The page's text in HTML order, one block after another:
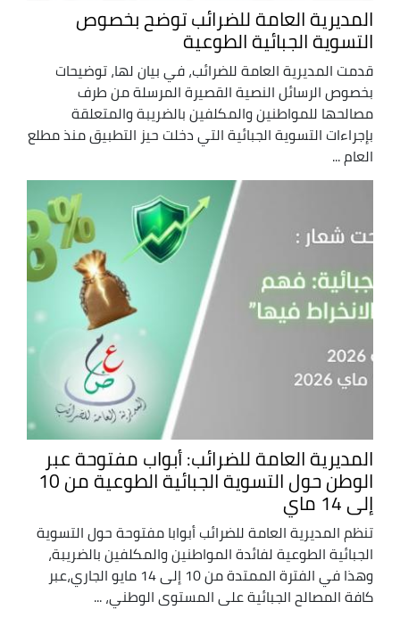
المديرية العامة للضرائب توضح بخصوص
التسوية الجبائية الطوعية
قدمت المديرية العامة للضرائب، في بيان لها، توضيحات
بخصوص الرسائل النصية القصيرة المرسلة من طرف
مصالحها للمواطنين والمكلفين بالضريبة والمتعلقة
بإجراءات التسوية الجبائية التي دخلت حيز التطبيق منذ مطلع
العام ...
المديرية العامة للضرائب: أبواب مفتوحة عبر
الوطن حول التسوية الجبائية الطوعية من 10
إلى 14 ماي
تنظم المديرية العامة للضرائب أبوابا مفتوحة حول التسوية
الجبائية الطوعية لفائدة المواطنين والمكلفين بالضريبة،
وهذا في الفترة الممتدة من 10 إلى 14 مايو الجاري،عبر
كافة المصالح الجبائية على المستوى الوطني، ...